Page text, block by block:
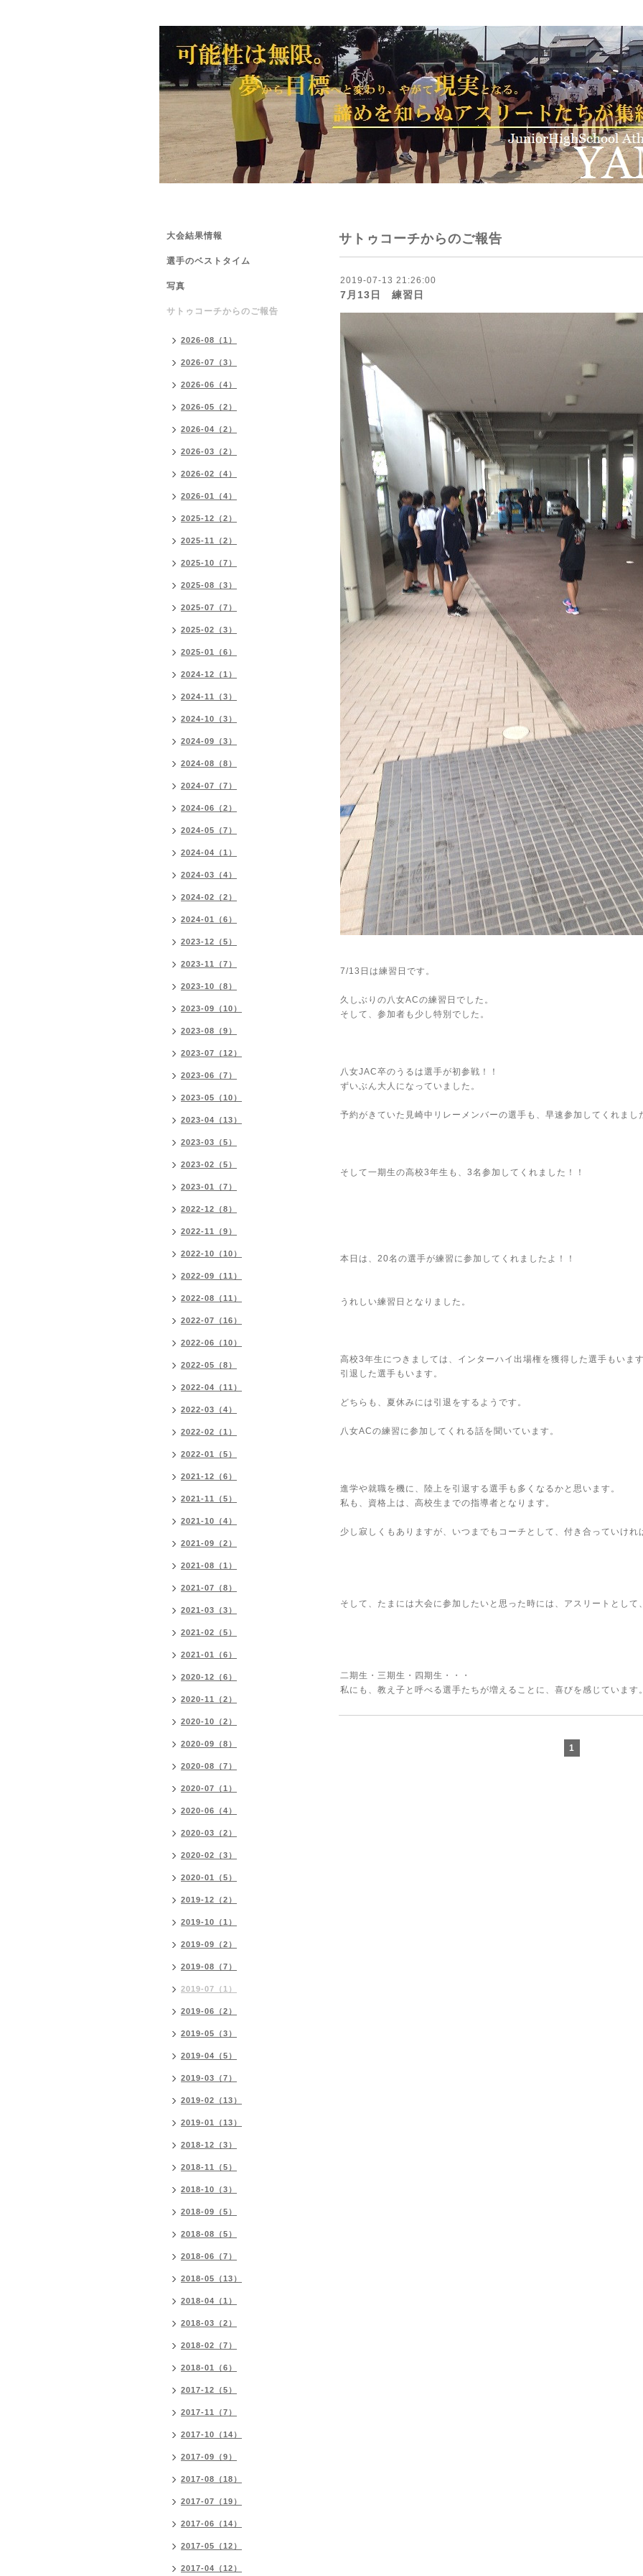
サトゥコーチからのご報告
2019-07-13 21:26:00
7月13日 練習日
7/13日は練習日です。
久しぶりの八女ACの練習日でした。
そして、参加者も少し特別でした。
八女JAC卒のうるは選手が初参戦！！
ずいぶん大人になっていました。
予約がきていた見崎中リレーメンバーの選手も、早速参加してくれまし
そして一期生の高校3年生も、3名参加してくれました！！
本日は、20名の選手が練習に参加してくれましたよ！！
うれしい練習日となりました。
高校3年生につきましては、インターハイ出場権を獲得した選手もいま
引退した選手もいます。
どちらも、夏休みには引退をするようです。
八女ACの練習に参加してくれる話を聞いています。
進学や就職を機に、陸上を引退する選手も多くなるかと思います。
私も、資格上は、高校生までの指導者となります。
少し寂しくもありますが、いつまでもコーチとして、付き合っていけれ
そして、たまには大会に参加したいと思った時には、アスリートとし
二期生・三期生・四期生・・・
私にも、教え子と呼べる選手たちが増えることに、喜びを感じています
1
大会結果情報
選手のベストタイム
写真
サトゥコーチからのご報告
2026-08（1）
2026-07（3）
2026-06（4）
2026-05（2）
2026-04（2）
2026-03（2）
2026-02（4）
2026-01（4）
2025-12（2）
2025-11（2）
2025-10（7）
2025-08（3）
2025-07（7）
2025-02（3）
2025-01（6）
2024-12（1）
2024-11（3）
2024-10（3）
2024-09（3）
2024-08（8）
2024-07（7）
2024-06（2）
2024-05（7）
2024-04（1）
2024-03（4）
2024-02（2）
2024-01（6）
2023-12（5）
2023-11（7）
2023-10（8）
2023-09（10）
2023-08（9）
2023-07（12）
2023-06（7）
2023-05（10）
2023-04（13）
2023-03（5）
2023-02（5）
2023-01（7）
2022-12（8）
2022-11（9）
2022-10（10）
2022-09（11）
2022-08（11）
2022-07（16）
2022-06（10）
2022-05（8）
2022-04（11）
2022-03（4）
2022-02（1）
2022-01（5）
2021-12（6）
2021-11（5）
2021-10（4）
2021-09（2）
2021-08（1）
2021-07（8）
2021-03（3）
2021-02（5）
2021-01（6）
2020-12（6）
2020-11（2）
2020-10（2）
2020-09（8）
2020-08（7）
2020-07（1）
2020-06（4）
2020-03（2）
2020-02（3）
2020-01（5）
2019-12（2）
2019-10（1）
2019-09（2）
2019-08（7）
2019-07（1）
2019-06（2）
2019-05（3）
2019-04（5）
2019-03（7）
2019-02（13）
2019-01（13）
2018-12（3）
2018-11（5）
2018-10（3）
2018-09（5）
2018-08（5）
2018-06（7）
2018-05（13）
2018-04（1）
2018-03（2）
2018-02（7）
2018-01（6）
2017-12（5）
2017-11（7）
2017-10（14）
2017-09（9）
2017-08（18）
2017-07（19）
2017-06（14）
2017-05（12）
2017-04（12）